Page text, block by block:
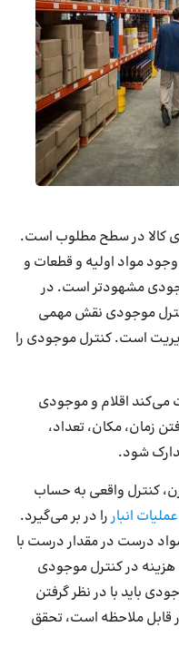
کالا در سطح مطلوب است.
مواد اولیه و قطعات و
مشهودتر است. در
موجودی نقش مهمی
است. کنترل موجودی را
می‌کند اقلام و موجودی
زمان، مکان، تعداد،
شود.
کنترل واقعی به حساب
عملیات انباررا در بر می‌گیرد.
درست در مقدار درست با
در کنترل موجودی
باید با در نظر گرفتن
قابل ملاحظه است، تحقق